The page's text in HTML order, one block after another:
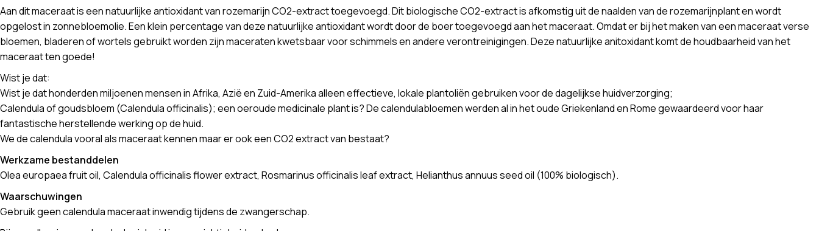
Aan dit maceraat is een natuurlijke antioxidant van rozemarijn CO2-extract toegevoegd. Dit biologische CO2-extract is afkomstig uit de naalden van de rozemarijnplant en wordt
opgelost in zonnebloemolie. Een klein percentage van deze natuurlijke antioxidant wordt door de boer toegevoegd aan het maceraat. Omdat er bij het maken van een maceraat verse
bloemen, bladeren of wortels gebruikt worden zijn maceraten kwetsbaar voor schimmels en andere verontreinigingen. Deze natuurlijke anitoxidant komt de houdbaarheid van het
maceraat ten goede!
Wist je dat:
Wist je dat honderden miljoenen mensen in Afrika, Azië en Zuid-Amerika alleen effectieve, lokale plantoliën gebruiken voor de dagelijkse huidverzorging;
Calendula of goudsbloem (Calendula officinalis); een oeroude medicinale plant is? De calendulabloemen werden al in het oude Griekenland en Rome gewaardeerd voor haar
fantastische herstellende werking op de huid.
We de calendula vooral als maceraat kennen maar er ook een CO2 extract van bestaat?
Werkzame bestanddelen
Olea europaea fruit oil, Calendula officinalis flower extract, Rosmarinus officinalis leaf extract, Helianthus annuus seed oil (100% biologisch).
Waarschuwingen
Gebruik geen calendula maceraat inwendig tijdens de zwangerschap.